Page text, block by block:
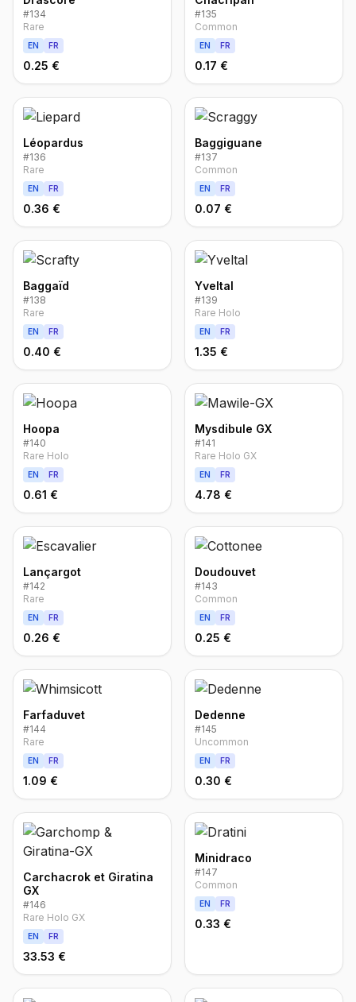
#134
Rare
EN FR
0.25 €
#135
Common
EN FR
0.17 €
Léopardus
#136
Rare
EN FR
0.36 €
Baggiguane
#137
Common
EN FR
0.07 €
Baggaïd
#138
Rare
EN FR
0.40 €
Yveltal
#139
Rare Holo
EN FR
1.35 €
Hoopa
#140
Rare Holo
EN FR
0.61 €
Mysdibule GX
#141
Rare Holo GX
EN FR
4.78 €
Lançargot
#142
Rare
EN FR
0.26 €
Doudouvet
#143
Common
EN FR
0.25 €
Farfaduvet
#144
Rare
EN FR
1.09 €
Dedenne
#145
Uncommon
EN FR
0.30 €
Carchacrok et Giratina
GX
#146
Rare Holo GX
EN FR
33.53 €
Minidraco
#147
Common
EN FR
0.33 €